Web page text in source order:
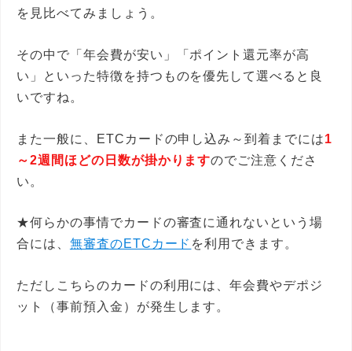
を見比べてみましょう。
その中で「年会費が安い」「ポイント還元率が高
い」といった特徴を持つものを優先して選べると良
いですね。
また一般に、ETCカードの申し込み～到着までには1
～2週間ほどの日数が掛かりますのでご注意くださ
い。
★何らかの事情でカードの審査に通れないという場
合には、 無審査のETCカード を利用できます。
ただしこちらのカードの利用には、年会費やデポジ
ット（事前預入金）が発生します。